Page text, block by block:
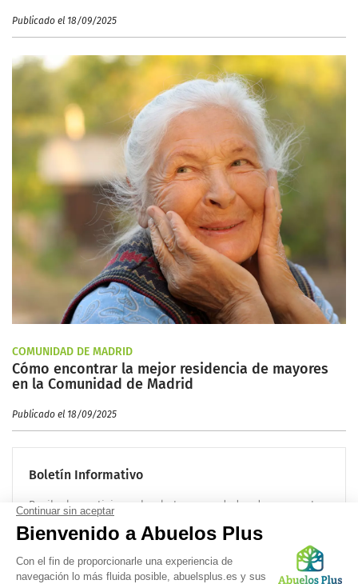
Publicado el 18/09/2025
COMUNIDAD DE MADRID
Cómo encontrar la mejor residencia de mayores
en la Comunidad de Madrid
Publicado el 18/09/2025
Boletín Informativo
Recibe las noticias sobre la tercera edad cada mes en tu